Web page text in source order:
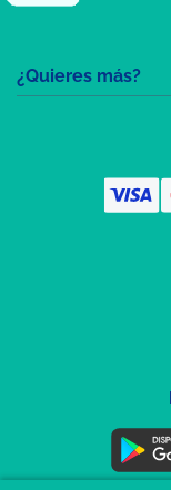
¿Quieres más?